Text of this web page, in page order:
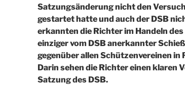
Satzungsänderung nicht den
gestartet hatte und auch der DSB
erkannten die Richter im Handeln
einziger vom DSB anerkannter
gegenüber allen Schützenvereinen
Darin sehen die Richter einen klaren
Satzung des DSB.